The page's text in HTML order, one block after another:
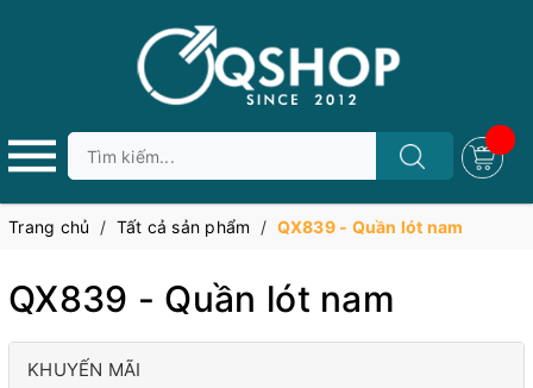
Trang chủ / Tất cả sản phẩm / QX839 - Quần lót nam
QX839 - Quần lót nam
KHUYẾN MÃI